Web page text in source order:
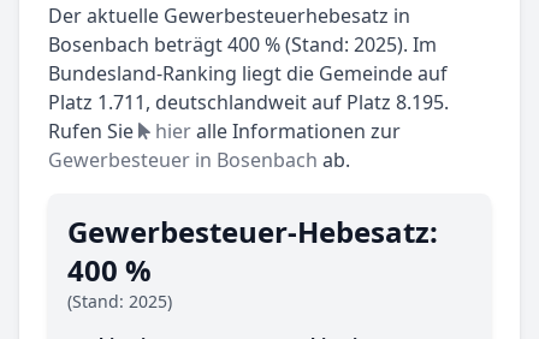
Der aktuelle Gewerbesteuerhebesatz in
Bosenbach beträgt 400 % (Stand: 2025). Im
Bundesland-Ranking liegt die Gemeinde auf
Platz 1.711, deutschlandweit auf Platz 8.195.
Rufen Sie
hieralle Informationen zur
Gewerbesteuer in Bosenbach ab.
Gewerbesteuer-Hebesatz:
400 %
(Stand: 2025)